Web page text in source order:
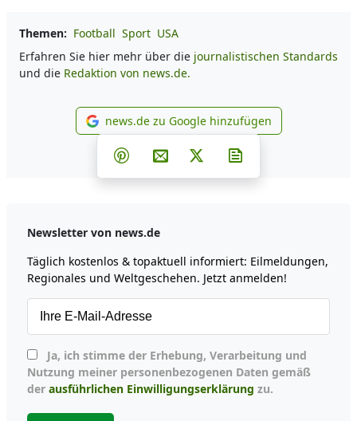
Themen: Football Sport USA
Erfahren Sie hier mehr über die journalistischen Standards
und die Redaktion von news.de.
news.de zu Google
news.de zu Google hinzufügen
Teilen auf Facebook
Teilen auf Whatsapp
Teilen auf Telegram
Teilen auf Pinterest
Per E-Mail teilen
Post auf X
Newsletter von news.de
Täglich kostenlos & topaktuell informiert: Eilmeldungen,
Regionales und Weltgeschehen. Jetzt anmelden!
Nutzung meiner personenbezogenen Daten gemäß
der ausführlichen Einwilligungserklärung zu.